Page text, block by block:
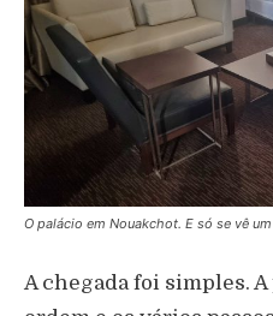
O palácio em Nouakchot. E só se vê
A chegada foi simples.